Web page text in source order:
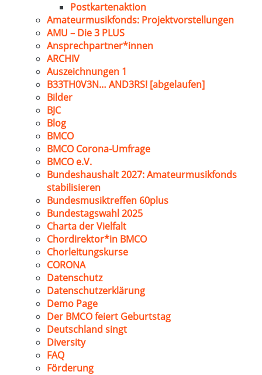
Postkartenaktion
Amateurmusikfonds: Projektvorstellungen
AMU – Die 3 PLUS
Ansprechpartner*innen
ARCHIV
Auszeichnungen 1
B33TH0V3N… AND3RS! [abgelaufen]
Bilder
BJC
Blog
BMCO
BMCO Corona-Umfrage
BMCO e.V.
Bundeshaushalt 2027: Amateurmusikfonds
stabilisieren
Bundesmusiktreffen 60plus
Bundestagswahl 2025
Charta der Vielfalt
Chordirektor*in BMCO
Chorleitungskurse
CORONA
Datenschutz
Datenschutzerklärung
Demo Page
Der BMCO feiert Geburtstag
Deutschland singt
Diversity
FAQ
Förderung